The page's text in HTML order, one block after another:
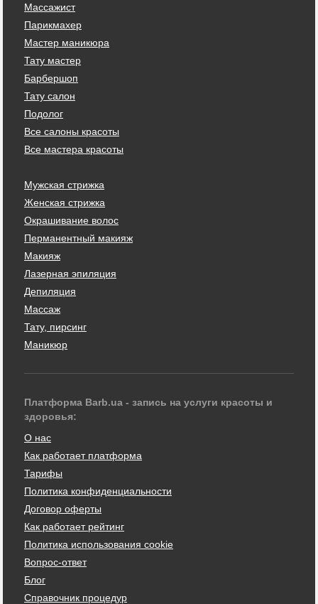
Массажист
Парикмахер
Мастер маникюра
Тату мастер
Барбершоп
Тату салон
Подолог
Все салоны красоты
Все мастера красоты
Мужская стрижка
Женская стрижка
Окрашивание волос
Перманентный макияж
Макияж
Лазерная эпиляция
Депиляция
Массаж
Тату, пирсинг
Маникюр
Платформа Barb.ua - запись на услуги красоты и
здоровья:
О нас
Как работает платформа
Тарифы
Политика конфиденциальности
Договор оферты
Как работает рейтинг
Политика использования cookie
Вопрос-ответ
Блог
Справочник процедур